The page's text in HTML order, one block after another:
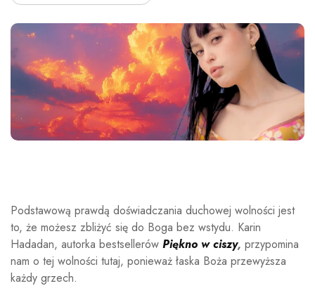
Podstawową prawdą doświadczania duchowej wolności jest
to, że możesz zbliżyć się do Boga bez wstydu. Karin
Hadadan, autorka bestsellerów Piękno w ciszy, przypomina
nam o tej wolności tutaj, ponieważ łaska Boża przewyższa
każdy grzech.